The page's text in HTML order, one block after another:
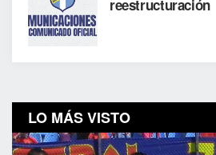
reestructuración
LO MÁS VISTO